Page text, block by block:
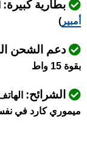
بطارية كبيرة:
أمبير )
دعم الشحن
بقوة 15 واط
الشرائح:
ميموري كارد في